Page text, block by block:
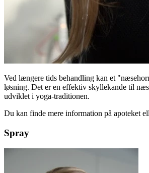
Ved længere tids behandling kan et
løsning. Det er en effektiv skyllekande til
udviklet i yoga-traditionen.
Du kan finde mere information på apoteket
Spray